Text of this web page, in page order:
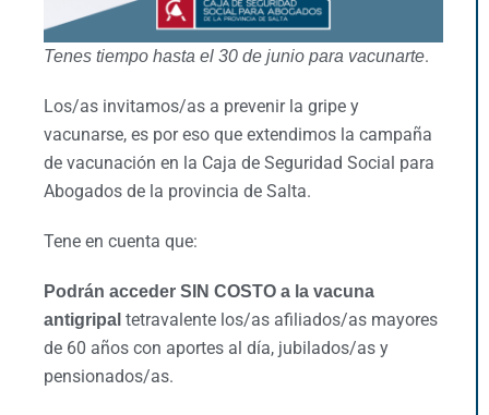
Tenes tiempo hasta el 30 de junio para vacunarte.
Los/as invitamos/as a prevenir la gripe y
vacunarse, es por eso que extendimos la campaña
de vacunación en la Caja de Seguridad Social para
Abogados de la provincia de Salta.
Tene en cuenta que:
Podrán acceder SIN COSTO a la vacuna
antigripal tetravalente los/as afiliados/as mayores
de 60 años con aportes al día, jubilados/as y
pensionados/as.